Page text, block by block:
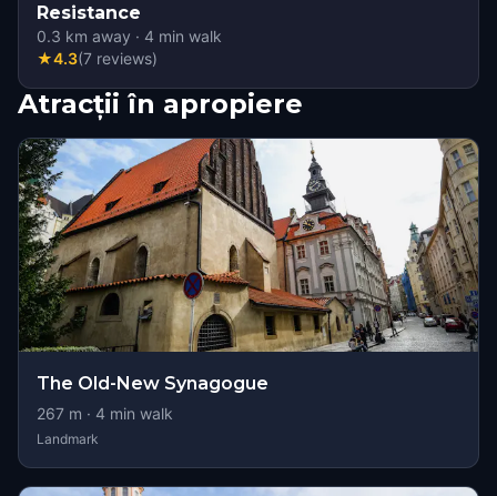
Resistance
0.3 km away · 4 min walk
★4.3(7 reviews)
Atracții în apropiere
The Old-New Synagogue
267 m · 4 min walk
Landmark